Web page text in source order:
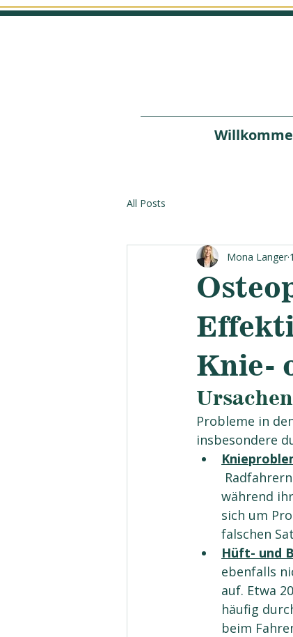
All Posts
Knie-
Mona Langer
Probleme in
insbesondere
während
sich um
falschen
Hüft- und
ebenfalls
auf. Etwa
häufig
beim